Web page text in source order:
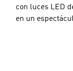
con luces LED
en un